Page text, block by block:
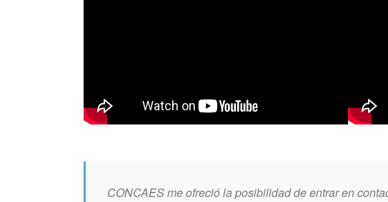
CONCAES me ofreció la posibilidad de entrar en